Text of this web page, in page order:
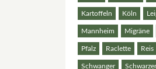
Kartoffeln Köln
Mannheim Migräne
Pfalz Raclette Reis
Schwanger